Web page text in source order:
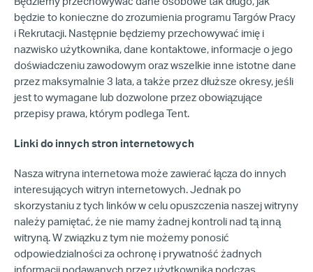
będzie to konieczne do zrozumienia programu Targów Pracy
i Rekrutacji. Następnie będziemy przechowywać imię i
nazwisko użytkownika, dane kontaktowe, informacje o jego
doświadczeniu zawodowym oraz wszelkie inne istotne dane
przez maksymalnie 3 lata, a także przez dłuższe okresy, jeśli
jest to wymagane lub dozwolone przez obowiązujące
przepisy prawa, którym podlega Tent.
Linki do innych stron internetowych
Nasza witryna internetowa może zawierać łącza do innych
interesujących witryn internetowych. Jednak po
skorzystaniu z tych linków w celu opuszczenia naszej witryny
należy pamiętać, że nie mamy żadnej kontroli nad tą inną
witryną. W związku z tym nie możemy ponosić
odpowiedzialności za ochronę i prywatność żadnych